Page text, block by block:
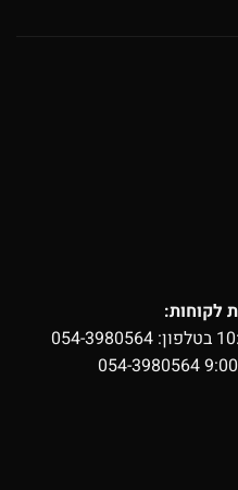
054-3980564
054-3980564